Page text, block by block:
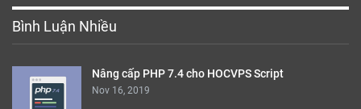
Bình Luận Nhiều
Nâng cấp PHP 7.4 cho HOCVPS Script
Nov 16, 2019